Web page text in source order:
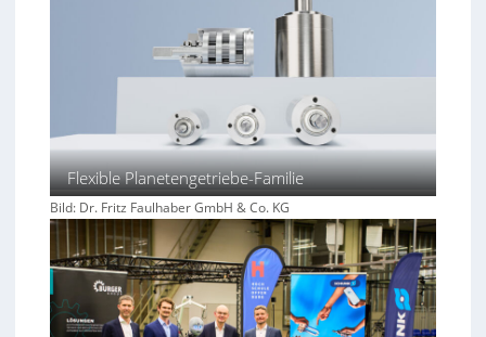
Flexible Planetengetriebe-Familie
Bild: Dr. Fritz Faulhaber GmbH & Co. KG